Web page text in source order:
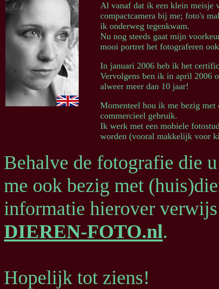
Al vanaf dat ik een klein meisje
compactcamera bij me; foto's
ik onderweg tegenkwam.
Nu nog steeds gaat mijn
mooi portret het fotograferen
In januari 2006 heb ik het
Vervolgens ben ik in april 2006
alweer meer dan 10 jaar!
Momenteel hou ik me bezig
commercieel gebruik.
Ik werk met een mobiele
worden (vooral makkelijk voor
Behalve de fotografie die
me ook bezig met
informatie hierover
DIEREN-FOTO.nl.
Hopelijk tot ziens!